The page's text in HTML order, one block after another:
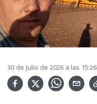
30 de Julio de 2026 a las 15:26